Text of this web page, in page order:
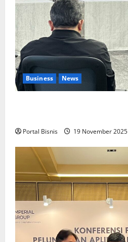
Business News
Portal Bisnis 19 November 2025